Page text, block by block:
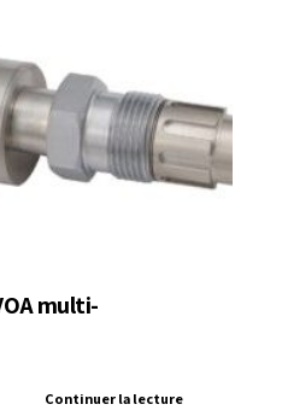
multi-
Continuer la lecture